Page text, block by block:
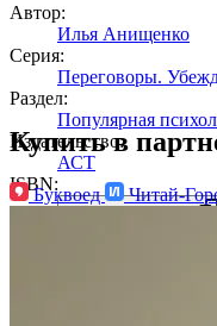
Автор:
Илья Анищенко
Серия:
Переговоры.
Раздел:
Популярная
Издательство:
АСТ
ISBN:
978-5-17-158904-2
Купить в
Буквоед Читай-